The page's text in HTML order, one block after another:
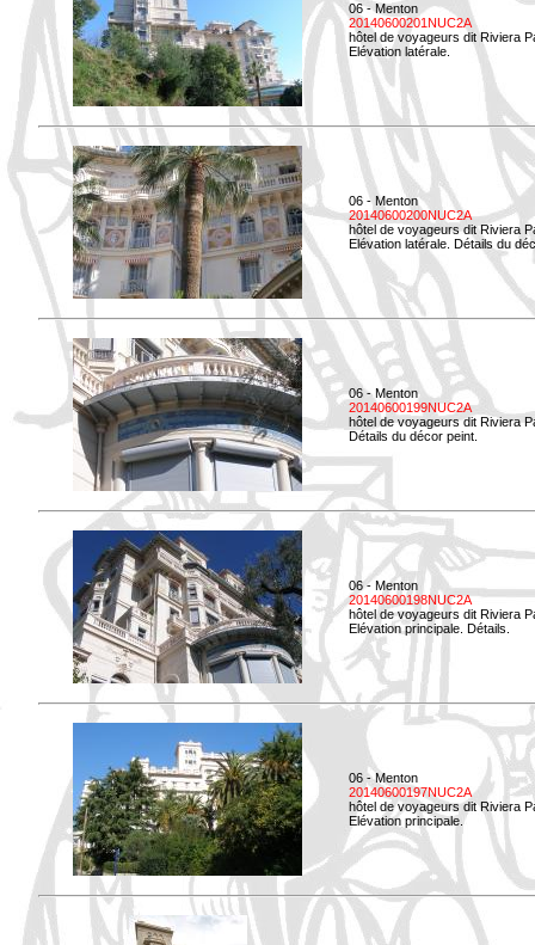
06 - Menton
20140600201NUC2A
hôtel de voyageurs dit Riviera
Elévation latérale.
06 - Menton
20140600200NUC2A
hôtel de voyageurs dit Riviera
Elévation latérale. Détails du
06 - Menton
20140600199NUC2A
hôtel de voyageurs dit Riviera
Détails du décor peint.
06 - Menton
20140600198NUC2A
hôtel de voyageurs dit Riviera
Elévation principale. Détails.
06 - Menton
20140600197NUC2A
hôtel de voyageurs dit Riviera
Elévation principale.